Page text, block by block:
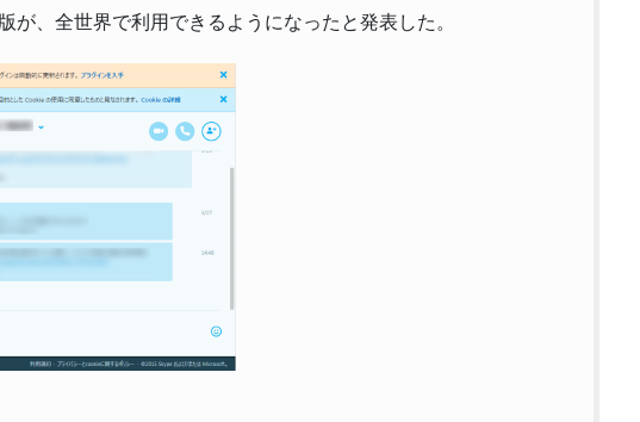
が、全世界で利用できるようになったと発表した。